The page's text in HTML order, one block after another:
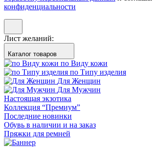
конфиденциальности
Лист желаний:
Каталог товаров
по Виду кожи
по Типу изделия
Для Женщин
Для Мужчин
Настоящая экзотика
Коллекция “Премиум”
Последние новинки
Обувь в наличии и на заказ
Пряжки для ремней